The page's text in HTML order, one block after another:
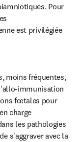
Pour
est privilégiée
moins fréquentes,
immunisation
fœtales pour
charge
les pathologies
s'aggraver avec la